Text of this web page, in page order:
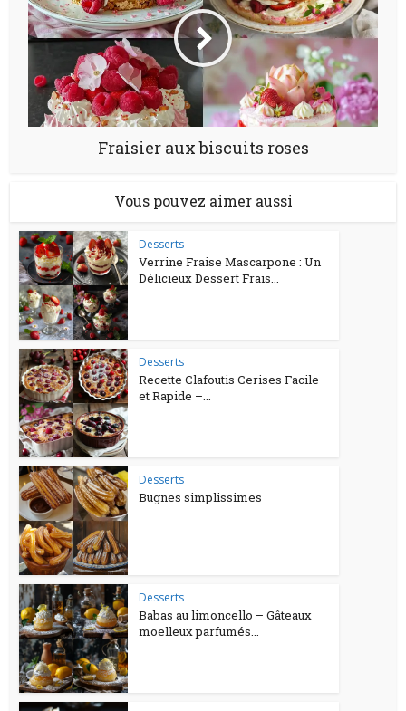
Fraisier aux biscuits roses
Vous pouvez aimer aussi
Desserts
Verrine Fraise Mascarpone : Un
Délicieux Dessert Frais...
Desserts
Recette Clafoutis Cerises Facile
et Rapide –...
Desserts
Bugnes simplissimes
Desserts
Babas au limoncello – Gâteaux
moelleux parfumés...